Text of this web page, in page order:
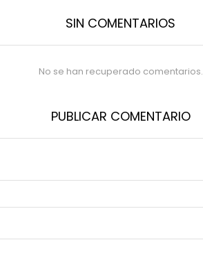
SIN COMENTARIOS
No se han recuperado comentarios.
PUBLICAR COMENTARIO